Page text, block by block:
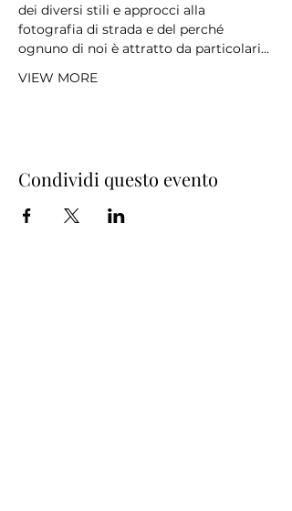
dei diversi stili e approcci alla
fotografia di strada e del perché
ognuno di noi è attratto da particolari…
VIEW MORE
Condividi questo evento